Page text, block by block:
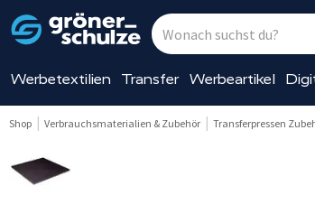
Werbetextilien Transfer Werbeartikel
Shop Verbrauchsmaterialien & Zubehör Transferpressen